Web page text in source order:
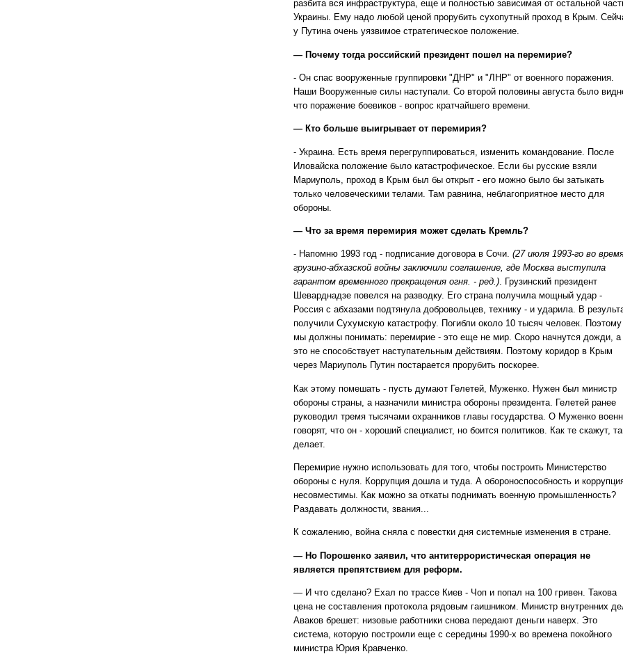
разбита вся инфраструктура, еще и полностью зависимая от остальной
Украины. Ему надо любой ценой прорубить сухопутный проход в Крым.
у Путина очень уязвимое стратегическое положение.
— Почему тогда российский президент пошел на перемирие?
- Он спас вооруженные группировки "ДНР" и "ЛНР" от военного поражения.
Наши Вооруженные силы наступали. Со второй половины августа было
что поражение боевиков - вопрос кратчайшего времени.
— Кто больше выигрывает от перемирия?
- Украина. Есть время перегруппироваться, изменить командование. После
Иловайска положение было катастрофическое. Если бы русские взяли
Мариуполь, проход в Крым был бы открыт - его можно было бы затыкать
только человеческими телами. Там равнина, неблагоприятное место для
обороны.
— Что за время перемирия может сделать Кремль?
- Напомню 1993 год - подписание договора в Сочи. (27 июля 1993-го во
грузино-абхазской войны заключили соглашение, где Москва выступила
гарантом временного прекращения огня. - ред.). Грузинский президент
Шеварднадзе повелся на разводку. Его страна получила мощный удар -
Россия с абхазами подтянула добровольцев, технику - и ударила. В
получили Сухумскую катастрофу. Погибли около 10 тысяч человек. Поэтому
мы должны понимать: перемирие - это еще не мир. Скоро начнутся дожди, а
это не способствует наступательным действиям. Поэтому коридор в Крым
через Мариуполь Путин постарается прорубить поскорее.
Как этому помешать - пусть думают Гелетей, Муженко. Нужен был министр
обороны страны, а назначили министра обороны президента. Гелетей ранее
руководил тремя тысячами охранников главы государства. О Муженко
говорят, что он - хороший специалист, но боится политиков. Как те скажут,
делает.
Перемирие нужно использовать для того, чтобы построить Министерство
обороны с нуля. Коррупция дошла и туда. А обороноспособность и
несовместимы. Как можно за откаты поднимать военную промышленность?
Раздавать должности, звания...
К сожалению, война сняла с повестки дня системные изменения в стране.
— Но Порошенко заявил, что антитеррористическая операция не
является препятствием для реформ.
— И что сделано? Ехал по трассе Киев - Чоп и попал на 100 гривен. Такова
цена не составления протокола рядовым гаишником. Министр внутренних
Аваков брешет: низовые работники снова передают деньги наверх. Это
система, которую построили еще с середины 1990-х во времена покойного
министра Юрия Кравченко.